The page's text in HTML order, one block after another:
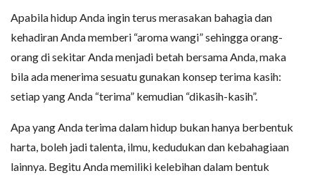
Apabila hidup Anda ingin terus merasakan bahagia dan
kehadiran Anda memberi “aroma wangi” sehingga orang-
orang di sekitar Anda menjadi betah bersama Anda, maka
bila ada menerima sesuatu gunakan konsep terima kasih:
setiap yang Anda “terima” kemudian “dikasih-kasih”.
Apa yang Anda terima dalam hidup bukan hanya berbentuk
harta, boleh jadi talenta, ilmu, kedudukan dan kebahagiaan
lainnya. Begitu Anda memiliki kelebihan dalam bentuk